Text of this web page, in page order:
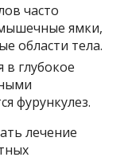
часто
ямки,
области тела.
в глубокое
фурункулез.
лечение